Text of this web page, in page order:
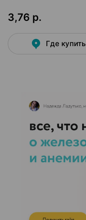
3,76 р.
Где купить